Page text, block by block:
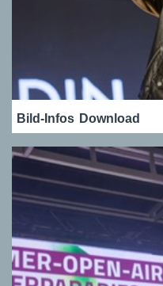
Bild-Infos Download